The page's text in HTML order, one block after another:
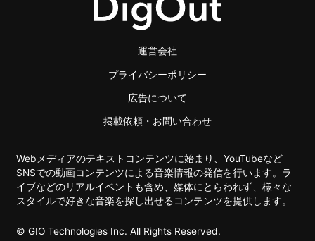
運営会社
プライバシーポリシー
広告について
掲載依頼・お問い合わせ
Webメディアのテキストコンテンツに始まり、YouTubeなど
SNSでの動画コンテンツによる音楽情報の発信を行います。ラ
イブなどのリアルイベントも含め、媒体にとらわれず、様々な
スタイルで好きな音楽を探し出せるコンテンツを提供します。
© GIO Technologies Inc. All Rights Reserved.